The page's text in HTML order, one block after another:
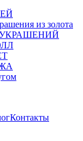
из золота
Контакты